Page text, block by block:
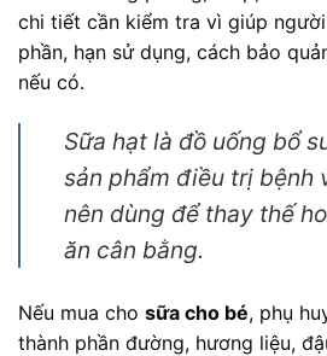
chi tiết cần kiểm tra vì giúp
phần, hạn sử dụng, cách bảo
nếu có.
Sữa hạt là đồ uống bổ
sản phẩm điều trị bệnh
nên dùng để thay thế
ăn cân bằng.
Nếu mua cho sữa cho bé, phụ
thành phần đường, hương liệu,